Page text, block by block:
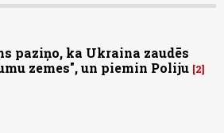
paziņo, ka Ukraina zaudēs
zemes", un piemin Poliju 2